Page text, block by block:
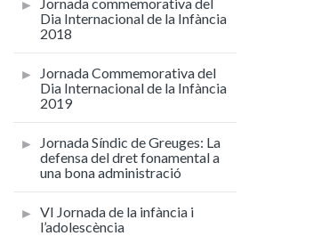
Dia Internacional de la Infància
2018
Jornada Commemorativa del
Dia Internacional de la Infància
2019
Jornada Síndic de Greuges: La
defensa del dret fonamental a
una bona administració
VI Jornada de la infància i
l’adolescència